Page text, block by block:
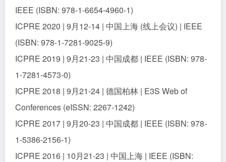
IEEE (ISBN: 978-1-6654-4960-1)
ICPRE 2020 | 9月12-14 | 中国上海 (线上会议) | IEEE
(ISBN: 978-1-7281-9025-9)
ICPRE 2019 | 9月21-23 | 中国成都 | IEEE (ISBN: 978-
1-7281-4573-0)
ICPRE 2018 | 9月21-24 | 德国柏林 | E3S Web of
Conferences (eISSN: 2267-1242)
ICPRE 2017 | 9月20-23 | 中国成都 | IEEE (ISBN: 978-
1-5386-2156-1)
ICPRE 2016 | 10月21-23 | 中国上海 | IEEE (ISBN: